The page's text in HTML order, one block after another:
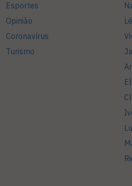
Esportes
Opinião
Coronavírus
Turismo